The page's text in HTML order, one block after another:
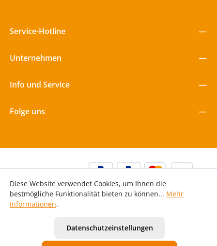
Service-Hotline
Unternehmen
Info und Service
Folge uns
und ggf. Nachnahmegebühren, wenn nicht anders
angegeben.
Diese Website verwendet Cookies, um Ihnen die
bestmögliche Funktionalität bieten zu können... Mehr
Informationen.
Datenschutzeinstellungen